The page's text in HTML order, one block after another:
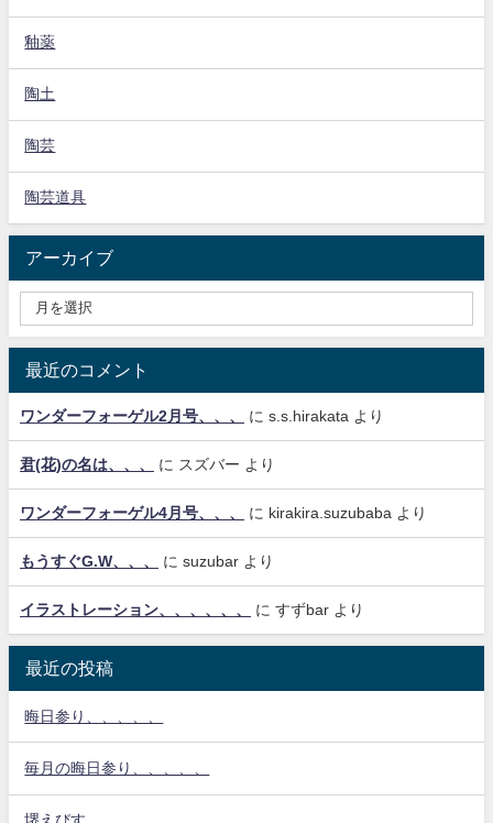
釉薬
陶土
陶芸
陶芸道具
アーカイブ
最近のコメント
ワンダーフォーゲル2月号、、、 に s.s.hirakata より
君(花)の名は、、、 に スズバー より
ワンダーフォーゲル4月号、、、 に kirakira.suzubaba より
もうすぐG.W、、、 に suzubar より
イラストレーション、、、、、、 に すずbar より
最近の投稿
晦日参り、、、、、
毎月の晦日参り、、、、、
堺えびす、、、、、